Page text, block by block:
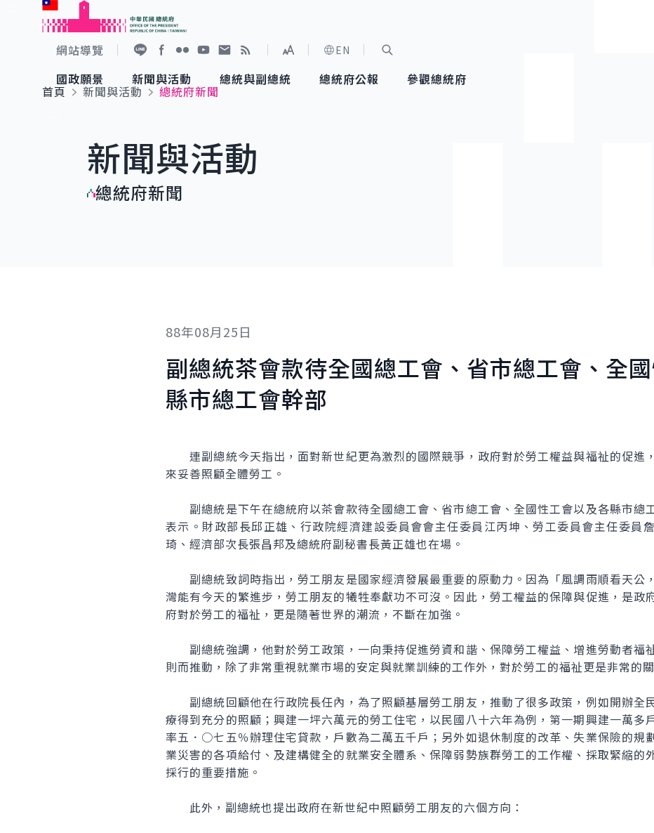
跳到主要內容
網站導覽
展開字級選單
EN
國政願景
國家氣候變遷對策委員會
重要談話
新聞與活動
總統府新聞
影音頻道
總統與副總統
賴清德總統
總統府公報 參觀總統府
參觀資訊
首頁
新聞與活動
總統府新聞
新聞與活動
總統府新聞
88年08月25日
副總統茶會款待全國總工會、省市總工會、全
縣市總工會幹部
連副總統今天指出，面對新世紀更為激烈的國際競爭，政府對於勞工權益與福祉的促進
來妥善照顧全體勞工。
副總統是下午在總統府以茶會款待全國總工會、省市總工會、全國性工會以及各縣市總
表示。財政部長邱正雄、行政院經濟建設委員會會主任委員江丙坤、勞工委員會主任委員
琦、經濟部次長張昌邦及總統府副秘書長黃正雄也在場。
副總統致詞時指出，勞工朋友是國家經濟發展最重要的原動力。因為「風調雨順看天公
灣能有今天的繁進步，勞工朋友的犧牲奉獻功不可沒。因此，勞工權益的保障與促進，是政
府對於勞工的福祉，更是隨著世界的潮流，不斷在加強。
副總統強調，他對於勞工政策，一向秉持促進勞資和諧、保障勞工權益、增進勞動者福
則而推動，除了非常重視就業市場的安定與就業訓練的工作外，對於勞工的福祉更是非常的關
副總統回顧他在行政院長任內，為了照顧基層勞工朋友，推動了很多政策，例如開辦全
療得到充分的照顧；興建一坪六萬元的勞工住宅，以民國八十六年為例，第一期興建一萬多
率五．○七五％辦理住宅貸款，戶數為二萬五千戶；另外如退休制度的改革、失業保險的規
業災害的各項給付、及建構健全的就業安全體系、保障弱勢族群勞工的工作權、採取緊縮的
採行的重要措施。
此外，副總統也提出政府在新世紀中照顧勞工朋友的六個方向：